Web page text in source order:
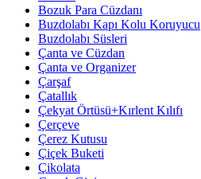
Bozuk Para Cüzdanı
Buzdolabı Kapı Kolu Koruyucu
Buzdolabı Süsleri
Çanta ve Cüzdan
Çanta ve Organizer
Çarşaf
Çatallık
Çekyat Örtüsü+Kırlent Kılıfı
Çerçeve
Çerez Kutusu
Çiçek Buketi
Çikolata